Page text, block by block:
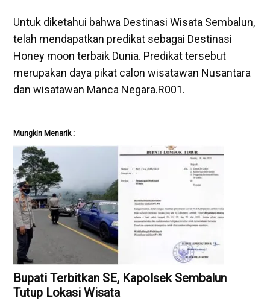
Untuk diketahui bahwa Destinasi Wisata Sembalun,
telah mendapatkan predikat sebagai Destinasi
Honey moon terbaik Dunia. Predikat tersebut
merupakan daya pikat calon wisatawan Nusantara
dan wisatawan Manca Negara.R001.
Mungkin Menarik :
Bupati Terbitkan SE, Kapolsek Sembalun
Tutup Lokasi Wisata